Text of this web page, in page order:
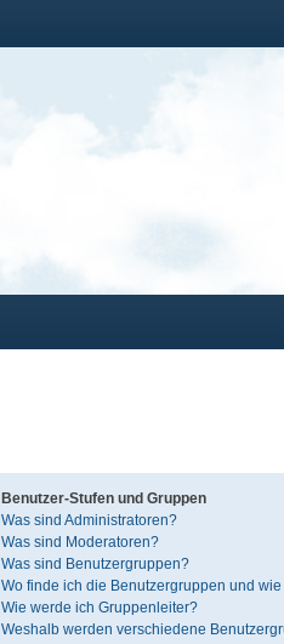
Benutzer-Stufen und Gruppen
Was sind Administratoren?
Was sind Moderatoren?
Was sind Benutzergruppen?
Wo finde ich die Benutzergruppen und
Wie werde ich Gruppenleiter?
Weshalb werden verschiedene